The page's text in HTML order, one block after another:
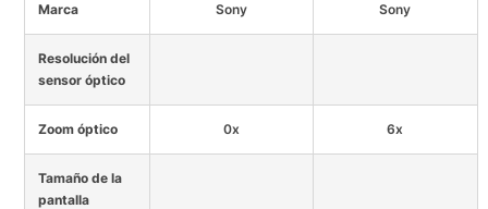
Marca Sony Sony
Resolución del
sensor óptico
Zoom óptico 0x 6x
Tamaño de la
pantalla